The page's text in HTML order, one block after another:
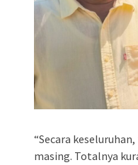
“Secara
masing. Totalnya